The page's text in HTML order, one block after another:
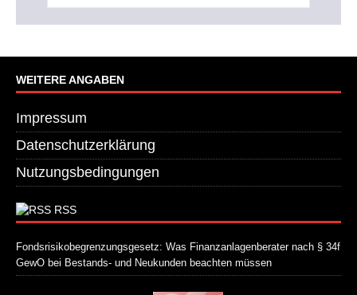
WEITERE ANGABEN
Impressum
Datenschutzerklärung
Nutzungsbedingungen
RSS
Fondsrisikobegrenzungsgesetz: Was Finanzanlagenberater nach § 34f
GewO bei Bestands- und Neukunden beachten müssen